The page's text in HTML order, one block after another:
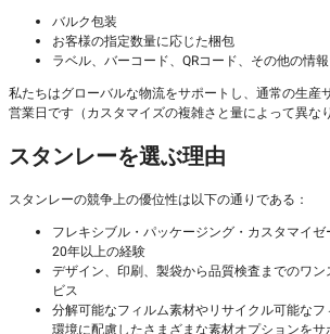
バルク包装
お客様の指定数量に応じた梱包
ラベル、バーコード、QRコード、その他の情
私たちはグローバルな物流をサポートし、通常の生産
営業日です（カスタマイズの複雑さと量によって異な
スタンレーを選ぶ理由
スタンレーの競争上の優位性は以下の通りである：
フレキシブル・パッケージング・カスタマイ
20年以上の経験
デザイン、印刷、製袋から品質検査までのワ
ビス
分解可能なフィルム素材やリサイクル可能なフ
環境に配慮したさまざまな素材オプションをサ